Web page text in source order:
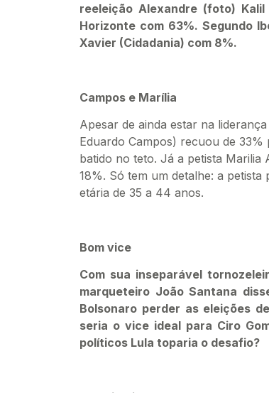
reeleição Alexandre (foto)
Horizonte com 63%. Segundo
Xavier (Cidadania) com 8%.
Campos e Marília
Apesar de ainda estar na
Eduardo Campos) recuou de
batido no teto. Já a petista
18%. Só tem um detalhe: a
etária de 35 a 44 anos.
Bom vice
Com sua inseparável
marqueteiro João Santana
Bolsonaro perder as eleições
seria o vice ideal para Ciro
políticos Lula toparia o desafio?